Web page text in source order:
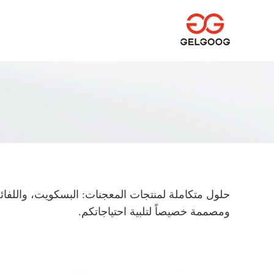
حلول متكاملة لمنتجات المعجنات: البسكويت،
ومصممة خصيصاً لتلبية احتياجاتكم.